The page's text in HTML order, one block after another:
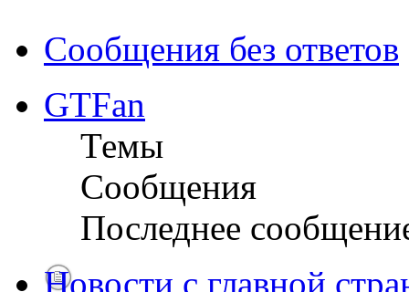
Сообщения без ответов
GTFan
Темы
Сообщения
Последнее
Новости с главной